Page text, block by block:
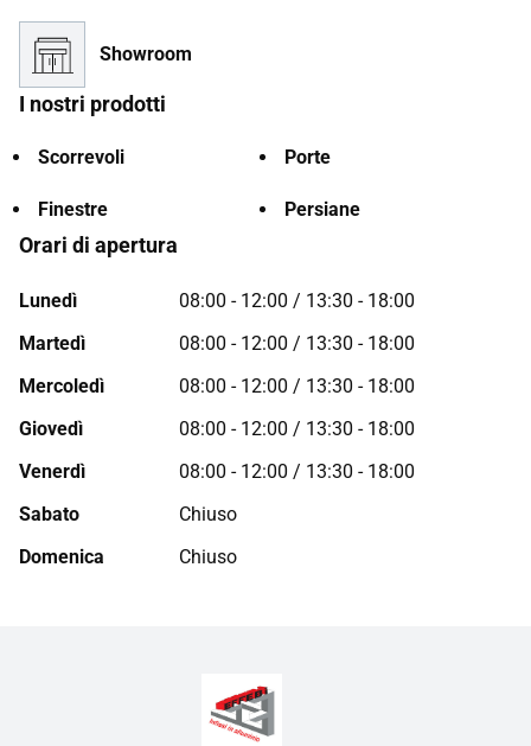
Showroom
I nostri prodotti
Scorrevoli Porte
Finestre Persiane
Orari di apertura
Lunedì
08:00 - 12:00 / 13:30 - 18:00
Martedì
08:00 - 12:00 / 13:30 - 18:00
Mercoledì
08:00 - 12:00 / 13:30 - 18:00
Giovedì
08:00 - 12:00 / 13:30 - 18:00
Venerdì
08:00 - 12:00 / 13:30 - 18:00
Sabato
Chiuso
Domenica
Chiuso